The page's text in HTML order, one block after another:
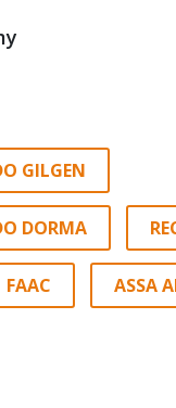
GILGEN
DORMA
FAAC ASSA